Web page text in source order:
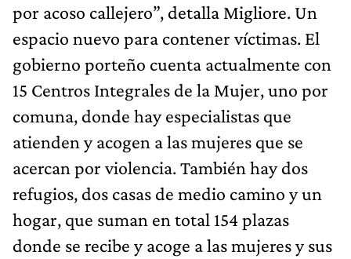
por acoso callejero”, detalla Migliore. Un
espacio nuevo para contener víctimas. El
gobierno porteño cuenta actualmente con
15 Centros Integrales de la Mujer, uno por
comuna, donde hay especialistas que
atienden y acogen a las mujeres que se
acercan por violencia. También hay dos
refugios, dos casas de medio camino y un
hogar, que suman en total 154 plazas
donde se recibe y acoge a las mujeres y sus